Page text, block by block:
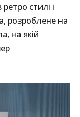
стилі і
розроблене на
на якій